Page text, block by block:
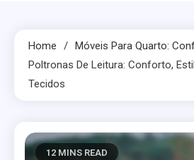
Home
Móveis Para Quarto:
Poltronas De Leitura: Conforto,
Tecidos
12 MINS READ